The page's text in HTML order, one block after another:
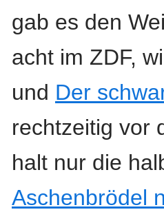
gab es den
acht im ZDF,
und Der
rechtzeitig vor
halt nur die
Aschenbrödel